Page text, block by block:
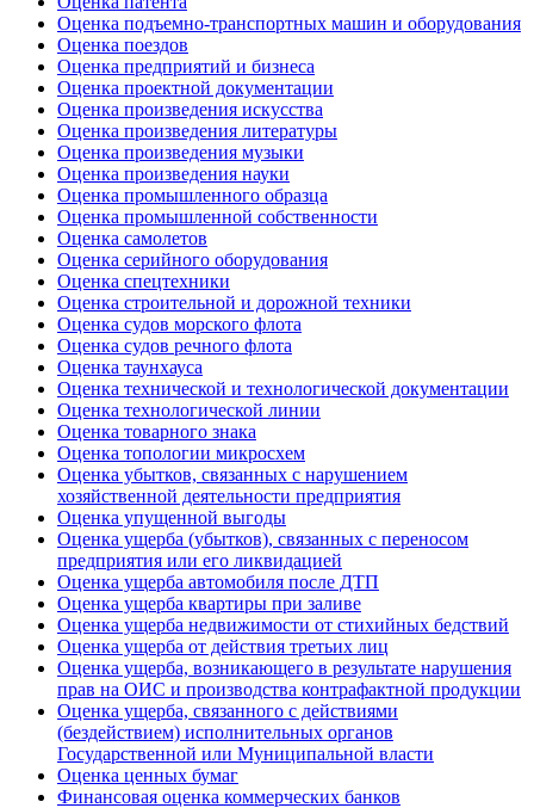
Оценка подъемно-транспортных машин и оборудования
Оценка поездов
Оценка предприятий и бизнеса
Оценка проектной документации
Оценка произведения искусства
Оценка произведения литературы
Оценка произведения музыки
Оценка произведения науки
Оценка промышленного образца
Оценка промышленной собственности
Оценка самолетов
Оценка серийного оборудования
Оценка спецтехники
Оценка строительной и дорожной техники
Оценка судов морского флота
Оценка судов речного флота
Оценка таунхауса
Оценка технической и технологической документации
Оценка технологической линии
Оценка товарного знака
Оценка топологии микросхем
Оценка убытков, связанных с нарушением
хозяйственной деятельности предприятия
Оценка упущенной выгоды
Оценка ущерба (убытков), связанных с переносом
предприятия или его ликвидацией
Оценка ущерба автомобиля после ДТП
Оценка ущерба квартиры при заливе
Оценка ущерба недвижимости от стихийных бедствий
Оценка ущерба от действия третьих лиц
Оценка ущерба, возникающего в результате нарушения
прав на ОИС и производства контрафактной продукции
Оценка ущерба, связанного с действиями
(бездействием) исполнительных органов
Государственной или Муниципальной власти
Оценка ценных бумаг
Финансовая оценка коммерческих банков